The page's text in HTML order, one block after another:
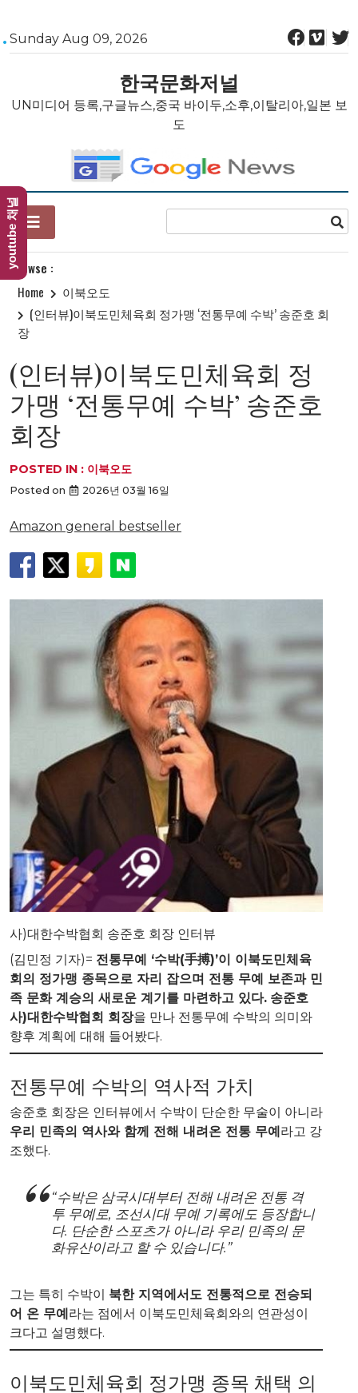
Skip
to
Sunday Aug 09, 2026
한국문화저널
UN미디어 등록,구글뉴스,중국 바이두,소후,이탈리아,일본 보
도
Browse :
Home
이북오도
(인터뷰)이북도민체육회 정가맹 ‘전통무예 수박’ 송준호 회
장
(인터뷰)이북도민체육회 정
가맹 ‘전통무예 수박’ 송준호
회장
POSTED IN : 이북오도
Posted on 2026년 03월 16일
Amazon general bestseller
사)대한수박협회 송준호 회장 인터뷰
(김민정 기자)= 전통무예 ‘수박(手搏)’이 이북도민체육
회의 정가맹 종목으로 자리 잡으며 전통 무예 보존과 민
족 문화 계승의 새로운 계기를 마련하고 있다. 송준호
사)대한수박협회 회장을 만나 전통무예 수박의 의미와
향후 계획에 대해 들어봤다.
전통무예 수박의 역사적 가치
송준호 회장은 인터뷰에서 수박이 단순한 무술이 아니라
우리 민족의 역사와 함께 전해 내려온 전통 무예 라고 강
조했다.
“수박은 삼국시대부터 전해 내려온 전통 격
투 무예로, 조선시대 무예 기록에도 등장합니
다. 단순한 스포츠가 아니라 우리 민족의 문
화유산이라고 할 수 있습니다.”
그는 특히 수박이 북한 지역에서도 전통적으로 전승되
어 온 무예 라는 점에서 이북도민체육회와의 연관성이
크다고 설명했다.
이북도민체육회 정가맹 종목 채택 의
youtube 채널